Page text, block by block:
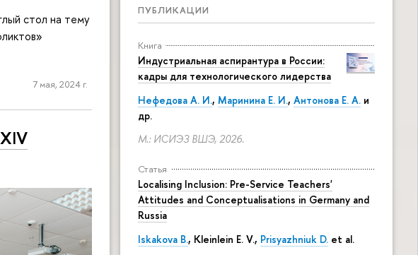
ПУБЛИКАЦИИ
Книга
Индустриальная аспирантура в России:
кадры для технологического лидерства
Нефедова А. И., Маринина Е. И., Антонова Е. А. и
др.
М.: ИСИЭЗ ВШЭ, 2026.
Статья
Localising Inclusion: Pre-Service Teachers'
Attitudes and Conceptualisations in Germany and
Russia
Iskakova B., Kleinlein E. V., Prisyazhniuk D. et al.
стол на тему
7 мая, 2024 г.